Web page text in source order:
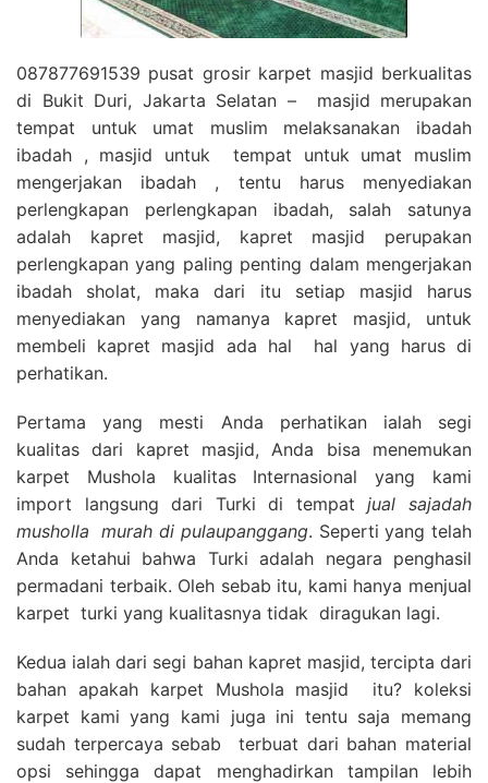
087877691539 pusat grosir karpet masjid berkualitas
di Bukit Duri, Jakarta Selatan – masjid merupakan
tempat untuk umat muslim melaksanakan ibadah
ibadah , masjid untuk tempat untuk umat muslim
mengerjakan ibadah , tentu harus menyediakan
perlengkapan perlengkapan ibadah, salah satunya
adalah kapret masjid, kapret masjid perupakan
perlengkapan yang paling penting dalam mengerjakan
ibadah sholat, maka dari itu setiap masjid harus
menyediakan yang namanya kapret masjid, untuk
membeli kapret masjid ada hal hal yang harus di
perhatikan.
Pertama yang mesti Anda perhatikan ialah segi
kualitas dari kapret masjid, Anda bisa menemukan
karpet Mushola kualitas Internasional yang kami
import langsung dari Turki di tempatjual sajadah
musholla
murah di pulaupanggang. Seperti yang telah
Anda ketahui bahwa Turki adalah negara penghasil
permadani terbaik. Oleh sebab itu, kami hanya menjual
karpet turki yang kualitasnya tidak diragukan lagi.
Kedua ialah dari segi bahan kapret masjid, tercipta dari
bahan apakah karpet Mushola masjid itu? koleksi
karpet kami yang kami juga ini tentu saja memang
sudah terpercaya sebab terbuat dari bahan material
opsi sehingga dapat menghadirkan tampilan lebih